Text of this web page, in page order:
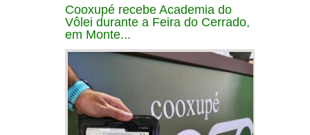
Cooxupé recebe Academia do
Vôlei durante a Feira do Cerrado,
em Monte...